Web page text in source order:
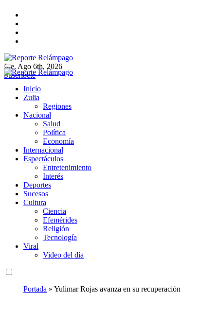
contenido
Reporte Relámpago
Claridad y rigor en cada noticia
Jue. Ago 6th, 2026
Suscríbete
Reporte Relámpago
Claridad y rigor en cada noticia
Inicio
Zulia
Regiones
Nacional
Salud
Política
Economía
Internacional
Espectáculos
Entretenimiento
Interés
Deportes
Sucesos
Cultura
Ciencia
Efemérides
Religión
Tecnología
Viral
Video del día
Portada » Yulimar Rojas avanza en su recuperación